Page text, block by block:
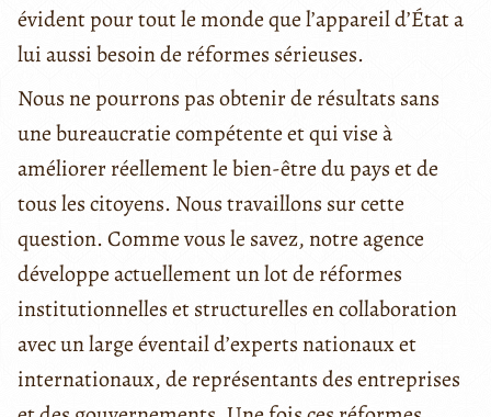
évident pour tout le monde que l’appareil d’État a
lui aussi besoin de réformes sérieuses.
Nous ne pourrons pas obtenir de résultats sans
une bureaucratie compétente et qui vise à
améliorer réellement le bien-être du pays et de
tous les citoyens. Nous travaillons sur cette
question. Comme vous le savez, notre agence
développe actuellement un lot de réformes
institutionnelles et structurelles en collaboration
avec un large éventail d’experts nationaux et
internationaux, de représentants des entreprises